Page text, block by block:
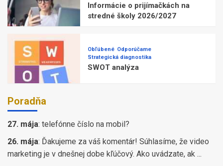
Informácie o prijímačkách na
stredné školy 2026/2027
Obľúbené Odporúčame
Strategická diagnostika
SWOT analýza
Poradňa
27. mája: telefónne číslo na mobil?
26. mája: Ďakujeme za váš komentár! Súhlasíme, že video
marketing je v dnešnej dobe kľúčový. Ako uvádzate, ak ...